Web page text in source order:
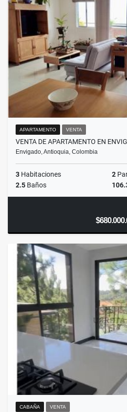
APARTAMENTO VENTA
VENTA DE APARTAMENTO EN
Envigado, Antioquia, Colombia
3 Habitaciones 2
2.5 Baños
CABAÑA VENTA